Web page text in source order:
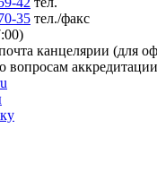
35 тел./факс
канцелярии (для
вопросам